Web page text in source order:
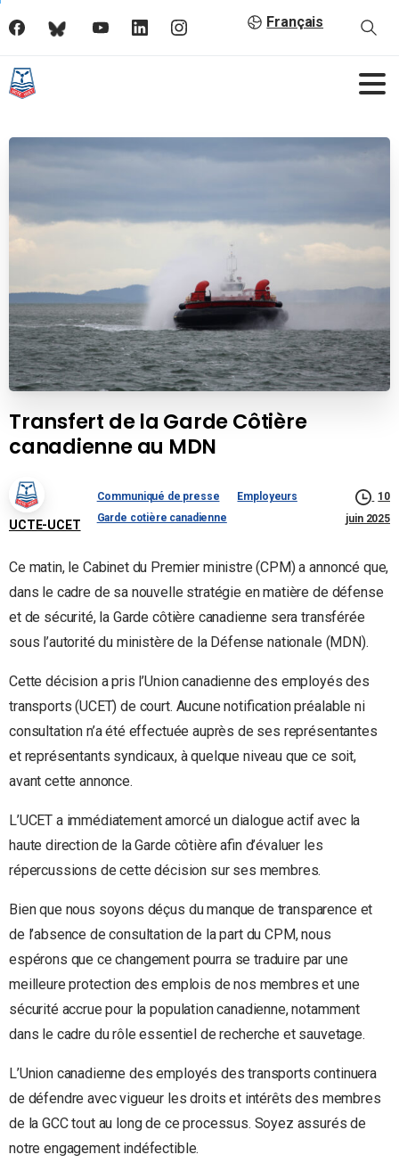
Français
Transfert de la Garde Côtière
canadienne au MDN
UCTE-UCET
Communiqué de presse
Employeurs
Garde cotière canadienne
10
juin 2025
Ce matin, le Cabinet du Premier ministre (CPM) a annoncé que,
dans le cadre de sa nouvelle stratégie en matière de défense
et de sécurité, la Garde côtière canadienne sera transférée
sous l’autorité du ministère de la Défense nationale (MDN).
Cette décision a pris l’Union canadienne des employés des
transports (UCET) de court. Aucune notification préalable ni
consultation n’a été effectuée auprès de ses représentantes
et représentants syndicaux, à quelque niveau que ce soit,
avant cette annonce.
L’UCET a immédiatement amorcé un dialogue actif avec la
haute direction de la Garde côtière afin d’évaluer les
répercussions de cette décision sur ses membres.
Bien que nous soyons déçus du manque de transparence et
de l’absence de consultation de la part du CPM, nous
espérons que ce changement pourra se traduire par une
meilleure protection des emplois de nos membres et une
sécurité accrue pour la population canadienne, notamment
dans le cadre du rôle essentiel de recherche et sauvetage.
L’Union canadienne des employés des transports continuera
de défendre avec vigueur les droits et intérêts des membres
de la GCC tout au long de ce processus. Soyez assurés de
notre engagement indéfectible.